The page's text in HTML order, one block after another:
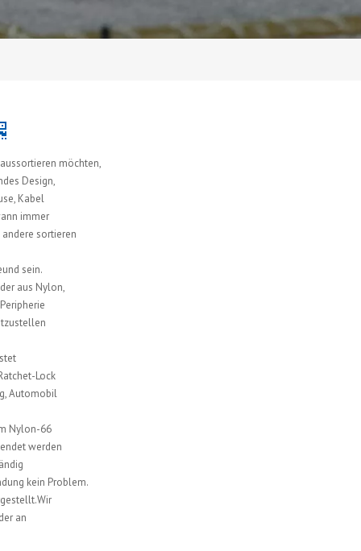
möchten,
Design,
Kabel
immer
sortieren
sein.
aus Nylon,
Lock
Automobil
Nylon-66
werden
kein Problem.
an